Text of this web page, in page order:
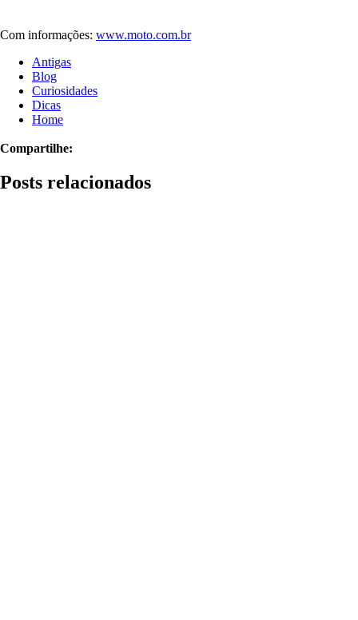
Com informações: www.moto.com.br
Antigas
Blog
Curiosidades
Dicas
Home
Compartilhe:
Posts relacionados